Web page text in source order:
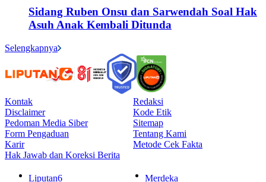
Sidang Ruben Onsu dan Sarwendah Soal Hak
Asuh Anak Kembali Ditunda
Selengkapnya
Kontak
Redaksi
Disclaimer
Kode Etik
Pedoman Media Siber
Sitemap
Form Pengaduan
Tentang Kami
Karir
Metode Cek Fakta
Hak Jawab dan Koreksi Berita
Liputan6 Merdeka